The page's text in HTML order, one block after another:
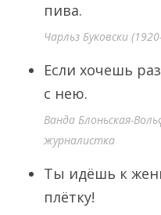
пива.
Чарльз Буковски
Если хочешь
с нею.
Ванда Блоньская-
журналистка
Ты идёшь к
плётку!